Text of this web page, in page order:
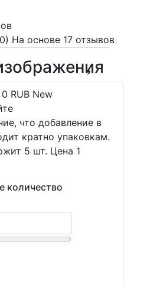
На основе 17 отзывов
0 RUB New
что добавление в
кратно упаковкам.
5 шт. Цена 1
количество